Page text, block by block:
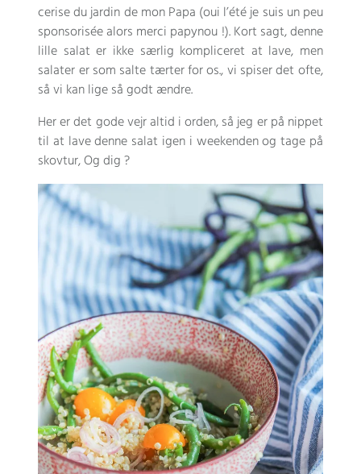
cerise du jardin de mon Papa (oui l’été je suis un peu
sponsorisée alors merci papynou !). Kort sagt, denne
lille salat er ikke særlig kompliceret at lave, men
salater er som salte tærter for os., vi spiser det ofte,
så vi kan lige så godt ændre.
Her er det gode vejr altid i orden, så jeg er på nippet
til at lave denne salat igen i weekenden og tage på
skovtur, Og dig ?